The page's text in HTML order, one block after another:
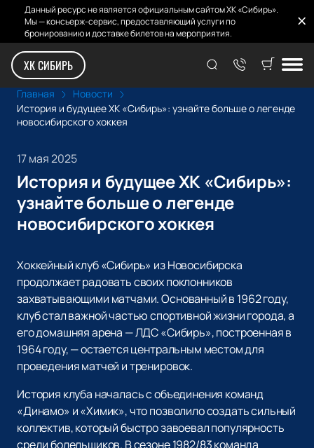
Данный ресурс не является официальным сайтом ХК «Сибирь».
Мы — консьерж-сервис, предоставляющий услуги по
бронированию и доставке билетов на мероприятия.
ХК СИБИРЬ
Главная
Новости
История и будущее ХК «Сибирь»: узнайте больше о легенде
новосибирского хоккея
17 мая 2025
История и будущее ХК «Сибирь»:
узнайте больше о легенде
новосибирского хоккея
Хоккейный клуб «Сибирь» из Новосибирска
продолжает радовать своих поклонников
захватывающими матчами. Основанный в 1962 году,
клуб стал важной частью спортивной жизни города, а
его домашняя арена — ЛДС «Сибирь», построенная в
1964 году, — остается центральным местом для
проведения матчей и тренировок.
История клуба началась с объединения команд
«Динамо» и «Химик», что позволило создать сильный
коллектив, который быстро завоевал популярность
среди болельщиков. В сезоне 1982/83 команда